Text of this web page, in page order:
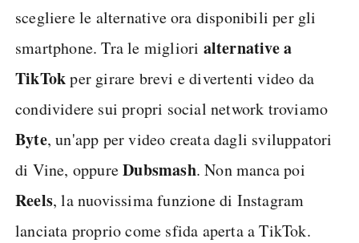
scegliere le alternative ora disponibili per gli
smartphone. Tra le migliori alternative a
TikTokper girare brevi e divertenti video da
condividere sui propri social network troviamo
Byte, un'app per video creata dagli sviluppatori
di Vine, oppureDubsmash. Non manca poi
Reels, la nuovissima funzione di Instagram
lanciata proprio come sfida aperta a TikTok.